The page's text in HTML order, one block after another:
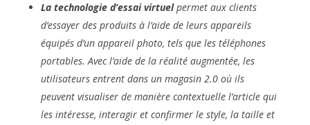
La technologie d’essai virtuelpermet aux clients
d’essayer des produits à l’aide de leurs appareils
équipés d’un appareil photo, tels que les téléphones
portables. Avec l’aide de la réalité augmentée, les
utilisateurs entrent dans un magasin 2.0 où ils
peuvent visualiser de manière contextuelle l’article qui
les intéresse, interagir et confirmer le style, la taille et